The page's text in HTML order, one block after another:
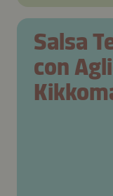
Salsa
con